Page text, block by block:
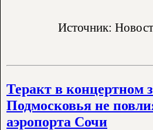
Источник:
Теракт в концертном
Подмосковья не
аэропорта Сочи